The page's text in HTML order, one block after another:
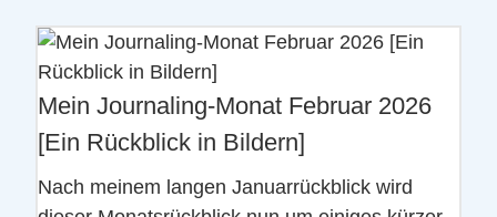
Mein Journaling-Monat Februar 2026
[Ein Rückblick in Bildern]
Nach meinem langen Januarrückblick wird